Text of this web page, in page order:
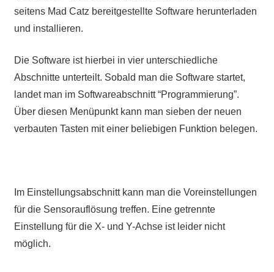
seitens Mad Catz bereitgestellte Software herunterladen
und installieren.
Die Software ist hierbei in vier unterschiedliche
Abschnitte unterteilt. Sobald man die Software startet,
landet man im Softwareabschnitt “Programmierung”.
Über diesen Menüpunkt kann man sieben der neuen
verbauten Tasten mit einer beliebigen Funktion belegen.
Im Einstellungsabschnitt kann man die Voreinstellungen
für die Sensorauflösung treffen. Eine getrennte
Einstellung für die X- und Y-Achse ist leider nicht
möglich.